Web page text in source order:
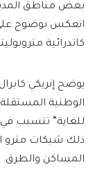
بعض مناطق
انعكس بوضوح على
كاتدرائية
يوضح إنريكي
الوطنية
للغاية” تتسبب في
ذلك شبكات مترو
المساكن والطرق.